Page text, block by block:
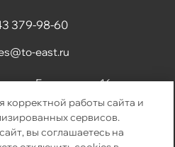
корректной работы сайта и
сервисов.
вы соглашаетесь на
379-98-60
east.ru
ул. Барвинка, д. 16
телекоммуникационного